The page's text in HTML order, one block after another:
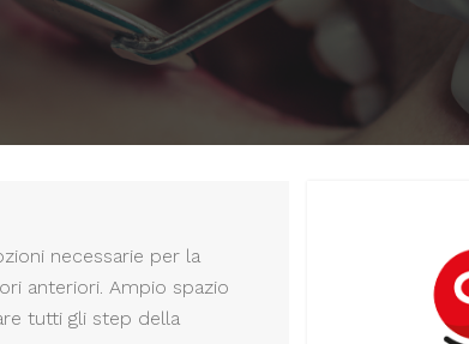
necessarie per la
anteriori. Ampio spazio
tutti gli step della